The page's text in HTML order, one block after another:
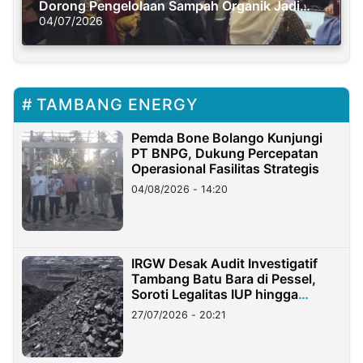
Dorong Pengelolaan Sampah Organik Jadi
Solusi Krisis Iklim
04/07/2026
TAMBANG ENERGY
Pemda Bone Bolango Kunjungi
PT BNPG, Dukung Percepatan
Operasional Fasilitas Strategis
04/08/2026 - 14:20
IRGW Desak Audit Investigatif
Tambang Batu Bara di Pessel,
Soroti Legalitas IUP hingga
Stockpile
27/07/2026 - 20:21